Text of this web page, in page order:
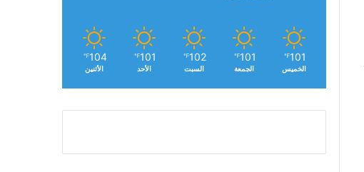
101
℉
الخميس
101
℉
الجمعة
102
℉
السبت
101
℉
الأحد
104
℉
الأثنين